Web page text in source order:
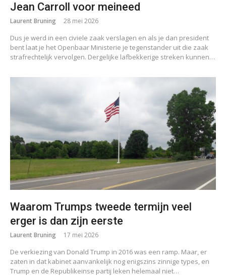
Jean Carroll voor meineed
Laurent Bruning 28 mei 2026
Dus je werd in een civiele zaak verslagen en als je dan president
bent laat je het Openbaar Ministerie je tegenstander uit die zaak
strafrechtelijk vervolgen. Dergelijke lafbekkerige streken kunnen…
Waarom Trumps tweede termijn veel
erger is dan zijn eerste
Laurent Bruning 17 mei 2026
De verkiezing van Donald Trump in 2016 was een ramp. Maar, er
zaten in dat kabinet aanvankelijk nog enigszins zinnige types, en
Trump en de Republikeinse partij leken helemaal niet…